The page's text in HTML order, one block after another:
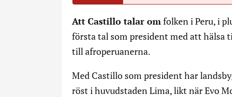
Att Castillo talar omfolken i Peru, i
första tal som president med att hälsa
till afroperuanerna.
Med Castillo som president har
röst i huvudstaden Lima, likt när Evo